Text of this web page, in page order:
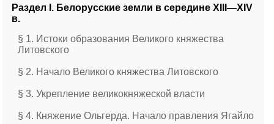
Раздел I. Белорусские земли в середине XIII—XIV
в.
§ 1. Истоки образования Великого княжества
Литовского
§ 2. Начало Великого княжества Литовского
§ 3. Укрепление великокняжеской власти
§ 4. Княжение Ольгерда. Начало правления Ягайло